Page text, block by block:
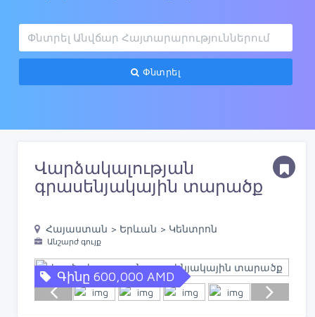
Փնտրել
Վարձակալության
գրասենյակային տարածք
Հայաստան > Երևան > Կենտրոն
Անշարժ գույք
Գինը 600,000 AMD